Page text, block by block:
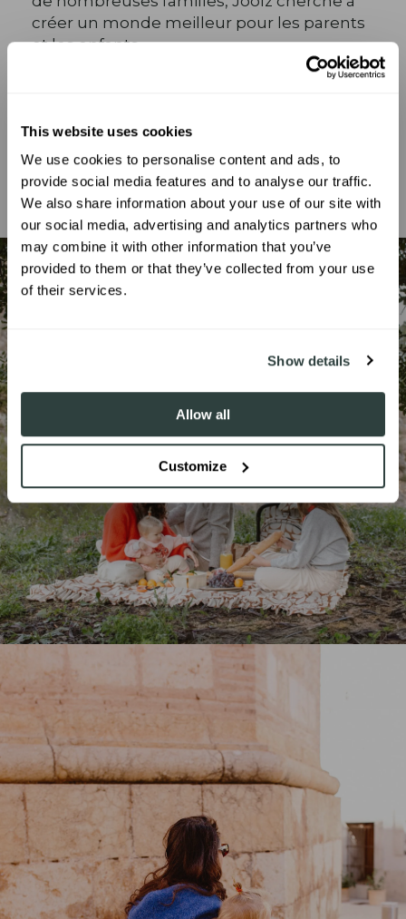
This website uses cookies
We use cookies to personalise content and ads, to
provide social media features and to analyse our traffic.
We also share information about your use of our site with
our social media, advertising and analytics partners who
may combine it with other information that you’ve
provided to them or that they’ve collected from your use
of their services.
Show details
Allow all
Customize
créer un monde meilleur pour les parents
et les enfants.
Leur approche du Positive Design continue
produits, des espaces et des choix pour
UNLOCK 10% OFF
Sign up to receive 10% off your first
order.